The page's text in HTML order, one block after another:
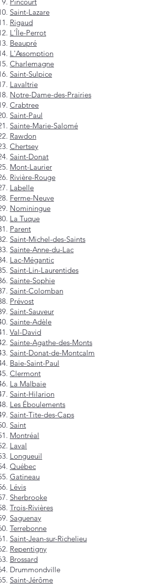
Saint-Lazare
Rigaud
L'Île-Perrot
Beaupré
L'Assomption
Charlemagne
Saint-Sulpice
Lavaltrie
Notre-Dame-des-Prairies
Crabtree
Saint-Paul
Sainte-Marie-Salomé
Rawdon
Chertsey
Saint-Donat
Mont-Laurier
Rivière-Rouge
Labelle
Ferme-Neuve
Nominingue
La Tuque
Parent
Saint-Michel-des-Saints
Sainte-Anne-du-Lac
Lac-Mégantic
Saint-Lin-Laurentides
Sainte-Sophie
Saint-Colomban
Prévost
Saint-Sauveur
Sainte-Adèle
Val-David
Sainte-Agathe-des-Monts
Saint-Donat-de-Montcalm
Baie-Saint-Paul
Clermont
La Malbaie
Saint-Hilarion
Les Éboulements
Saint-Tite-des-Caps
Saint
Montréal
Laval
Longueuil
Québec
Gatineau
Lévis
Sherbrooke
Trois-Rivières
Saguenay
Terrebonne
Saint-Jean-sur-Richelieu
Repentigny
Brossard
Drummondville
Saint-Jérôme